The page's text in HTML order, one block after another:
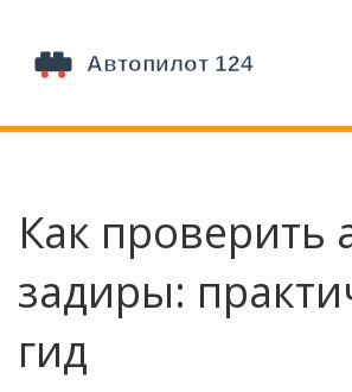
Как проверить
задиры:
гид